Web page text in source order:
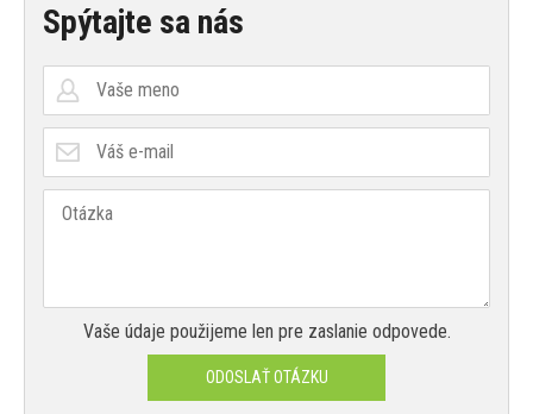
Spýtajte sa nás
Vaše údaje použijeme len pre zaslanie odpovede.
ODOSLAŤ OTÁZKU